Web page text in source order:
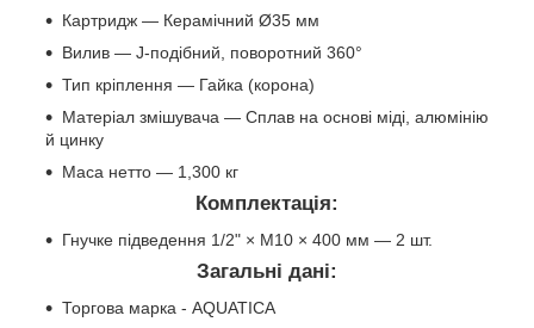
Картридж — Керамічний Ø35 мм
Вилив — J-подібний, поворотний 360°
Тип кріплення — Гайка (корона)
Матеріал змішувача — Сплав на основі міді, алюмінію
й цинку
Маса нетто — 1,300 кг
Комплектація:
Гнучке підведення 1/2" × M10 × 400 мм — 2 шт.
Загальні дані:
Торгова марка - AQUATICA